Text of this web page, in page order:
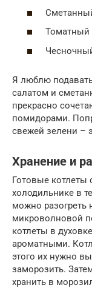
Томатный
Я люблю
салатом и
прекрасно
помидорами.
свежей зелени –
Хранение и
Готовые котлеты
холодильнике в
можно разогреть
микроволновой
котлеты в
ароматными.
этого их нужно
заморозить.
хранить в